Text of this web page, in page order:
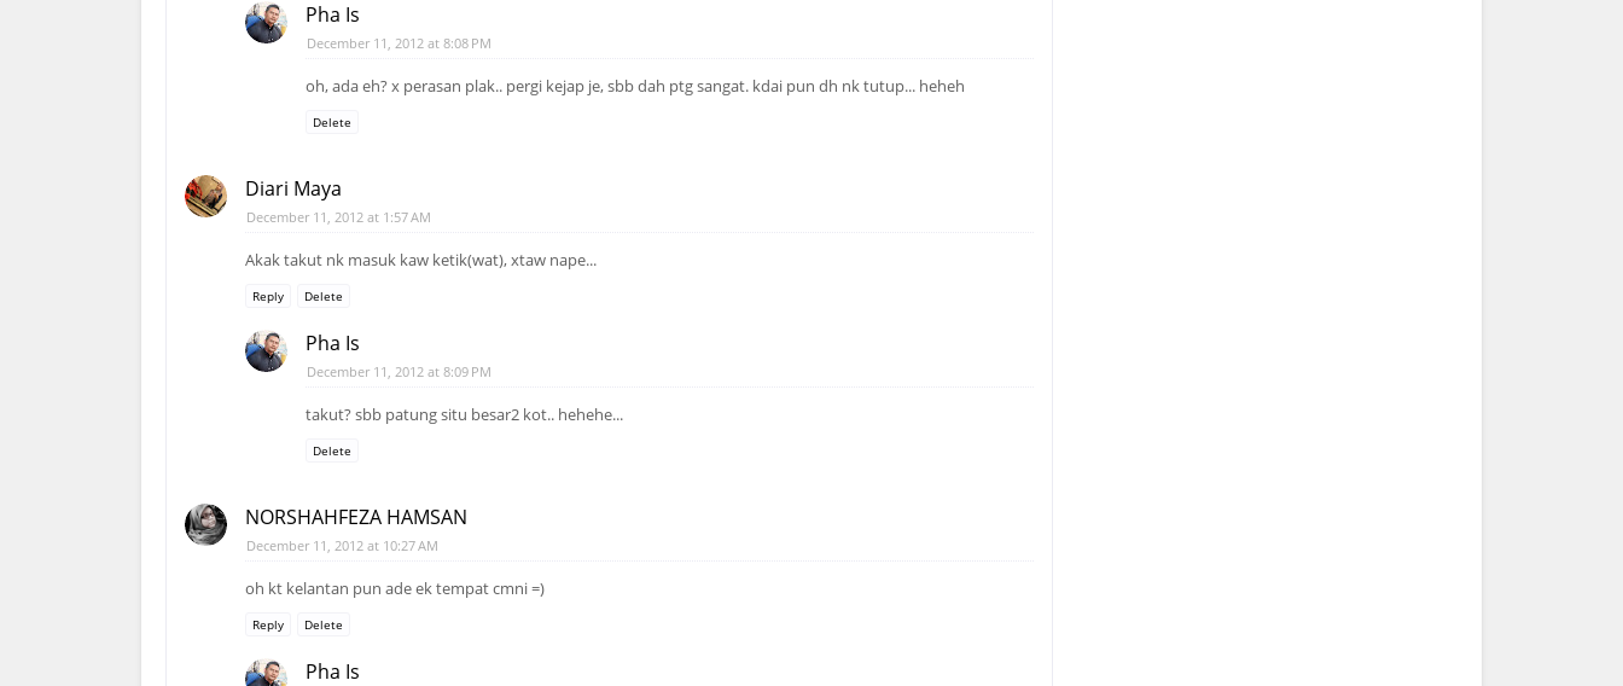
Pha Is
December 11, 2012 at 8:08 PM
oh, ada eh? x perasan plak.. pergi kejap je, sbb dah ptg sangat. kdai pun dh nk tutup... heheh
Delete
Diari Maya
December 11, 2012 at 1:57 AM
Akak takut nk masuk kaw ketik(wat), xtaw nape...
Reply Delete
Pha Is
December 11, 2012 at 8:09 PM
takut? sbb patung situ besar2 kot.. hehehe...
Delete
NORSHAHFEZA HAMSAN
December 11, 2012 at 10:27 AM
oh kt kelantan pun ade ek tempat cmni =)
Reply Delete
Pha Is